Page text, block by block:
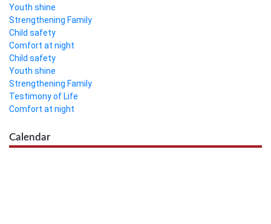
Youth shine
Strengthening Family
Child safety
Comfort at night
Child safety
Youth shine
Strengthening Family
Testimony of Life
Comfort at night
Calendar